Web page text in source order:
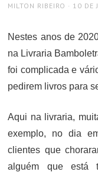
AUTHOR
MILTON RIBEIRO 10 DE
Nestes anos de
na Livraria
foi complicada e
pedirem livros para
Aqui na livraria,
exemplo, no dia
clientes que
alguém que está